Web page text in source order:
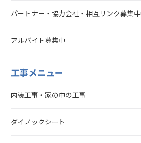
パートナー・協力会社・相互リンク募集中
アルバイト募集中
工事メニュー
内装工事・家の中の工事
ダイノックシート